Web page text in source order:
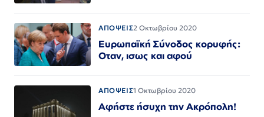
ΑΠΟΨΕΙΣ2 Οκτωβρίου 2020
Ευρωπαϊκή Σύνοδος κορυφής:
Οταν, ισως και αφού
ΑΠΟΨΕΙΣ1 Οκτωβρίου 2020
Αφήστε ήσυχη την Ακρόπολη!